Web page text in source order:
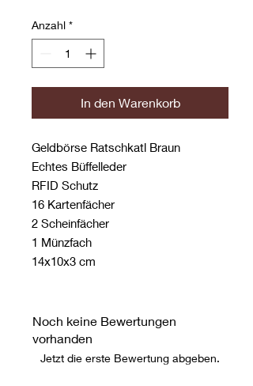
Anzahl *
In den Warenkorb
Geldbörse Ratschkatl Braun
Echtes Büffelleder
RFID Schutz
16 Kartenfächer
2 Scheinfächer
1 Münzfach
14x10x3 cm
Noch keine Bewertungen
vorhanden
Jetzt die erste Bewertung abgeben.